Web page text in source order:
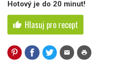
Hotový je do 20 minut!
thumb_up Hlasuj pro recept
mail print